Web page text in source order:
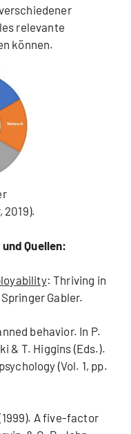
relevante
können.
Quellen:
: Thriving in
Gabler.
behavior. In P.
& T. Higgins (Eds.).
(Vol. 1, pp.
A five-factor